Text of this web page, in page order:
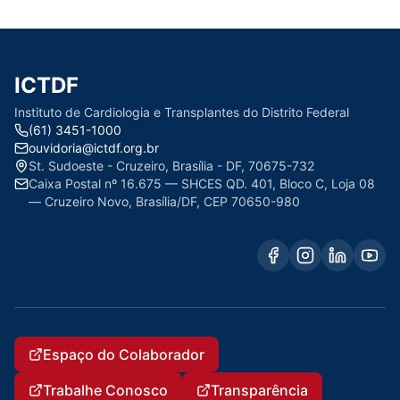
ICTDF
Instituto de Cardiologia e Transplantes do Distrito Federal
(61) 3451-1000
ouvidoria@ictdf.org.br
St. Sudoeste - Cruzeiro, Brasília - DF, 70675-732
Caixa Postal nº 16.675 — SHCES QD. 401, Bloco C, Loja 08
— Cruzeiro Novo, Brasília/DF, CEP 70650-980
Espaço do Colaborador
Trabalhe Conosco
Transparência